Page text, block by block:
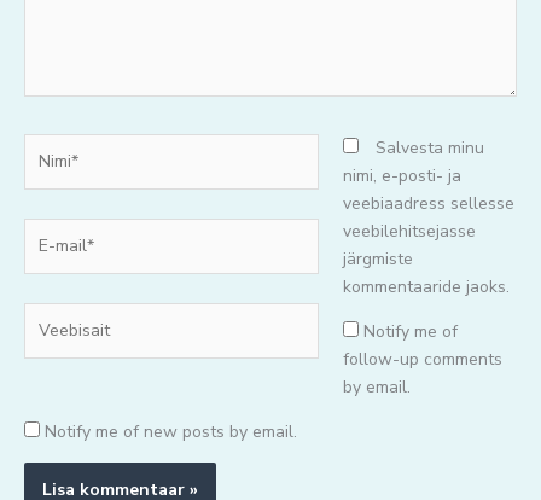
mail*
Salvesta minu
nimi, e-posti- ja
veebiaadress sellesse
veebilehitsejasse
järgmiste
kommentaaride jaoks.
Notify me of
follow-up comments
by email.
Notify me of new posts by email.